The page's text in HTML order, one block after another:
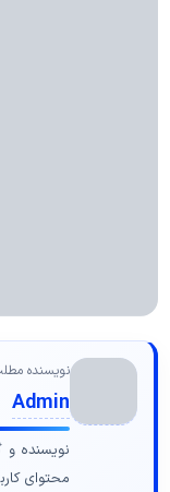
نویسنده
Admin
نویسنده و
محتوای